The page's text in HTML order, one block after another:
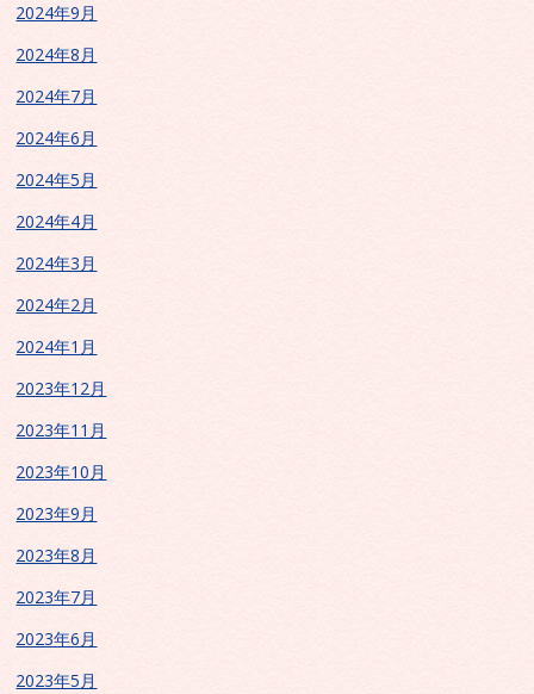
2024年9月
2024年8月
2024年7月
2024年6月
2024年5月
2024年4月
2024年3月
2024年2月
2024年1月
2023年12月
2023年11月
2023年10月
2023年9月
2023年8月
2023年7月
2023年6月
2023年5月